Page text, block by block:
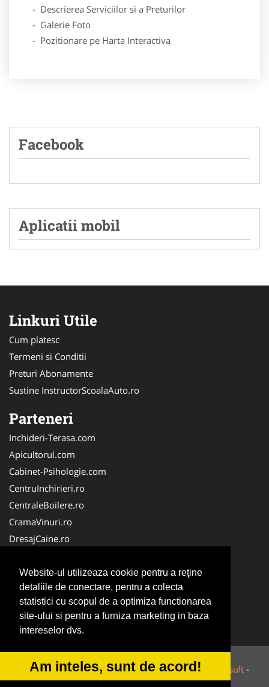
Website-ul utilizeaza cookie pentru a reţine
detaliile de conectare, pentru a colecta
statistici cu scopul de a optimiza functionarea
site-ului si pentru a furniza marketing in baza
intereselor dvs.
Am inteles, sunt de acord!
- Descrierea Serviciilor si a Preturilor
- Galerie Foto
- Pozitionare pe Harta Interactiva
Facebook
Aplicatii mobil
Linkuri Utile
Cum platesc
Termeni si Conditii
Preturi Abonamente
Sustine InstructorScoalaAuto.ro
Parteneri
Inchideri-Terasa.com
Apicultorul.com
Cabinet-Psihologie.com
CentruInchirieri.ro
CentraleBoilere.ro
CramaVinuri.ro
DresajCaine.ro
Birouri-Cadastru.ro
Cabinet-Individual.ro
Cardiologul.ro
Centru-Copiere.ro
© 2014-2026 Powered byVilonMedia&Tokaido Consult -
ANPC SOL